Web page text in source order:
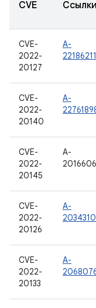
CVE Ссылки
CVE-
2022-
20127
A-
CVE-
2022-
20140
A-
CVE-
2022-
20145
A-
CVE-
2022-
20126
A-
CVE-
2022-
20133
A-